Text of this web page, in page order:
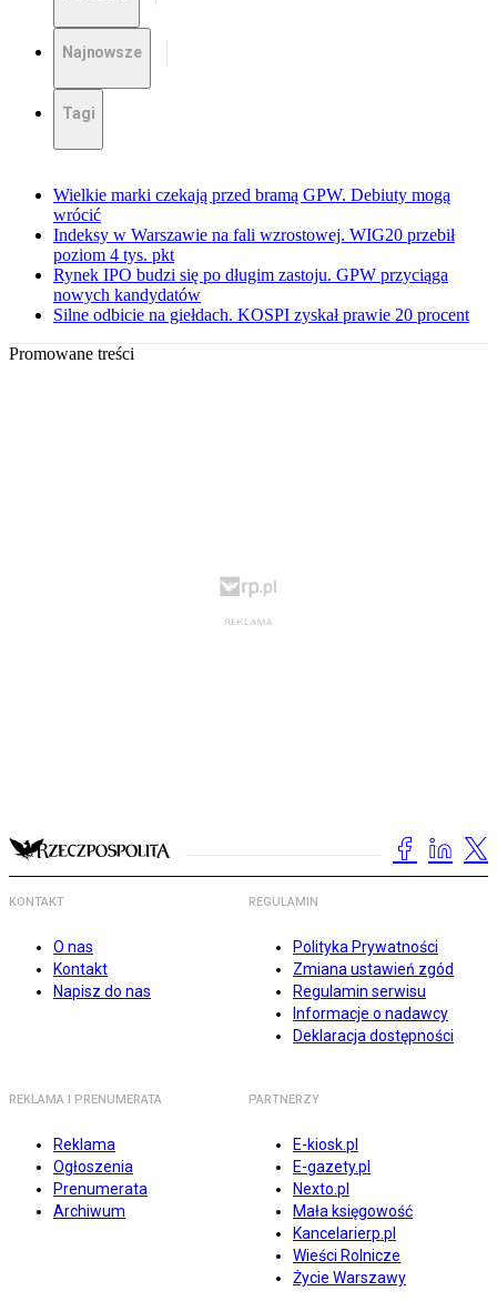
Najnowsze
Tagi
Wielkie marki czekają przed bramą GPW. Debiuty mogą
wrócić
Indeksy w Warszawie na fali wzrostowej. WIG20 przebił
poziom 4 tys. pkt
Rynek IPO budzi się po długim zastoju. GPW przyciąga
nowych kandydatów
Silne odbicie na giełdach. KOSPI zyskał prawie 20 procent
Promowane treści
KONTAKT
O nas
Kontakt
Napisz do nas
REGULAMIN
Polityka Prywatności
Zmiana ustawień zgód
Regulamin serwisu
Informacje o nadawcy
Deklaracja dostępności
REKLAMA I PRENUMERATA
Reklama
Ogłoszenia
Prenumerata
Archiwum
PARTNERZY
E-kiosk.pl
E-gazety.pl
Nexto.pl
Mała księgowość
Kancelarierp.pl
Wieści Rolnicze
Życie Warszawy